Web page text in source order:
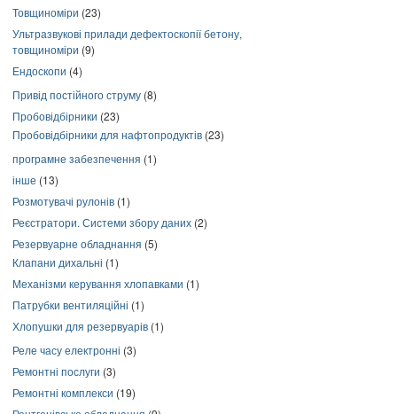
Товщиноміри (23)
Ультразвукові прилади дефектоскопії бетону,
товщиноміри (9)
Ендоскопи (4)
Привід постійного струму (8)
Пробовідбірники (23)
Пробовідбірники для нафтопродуктів (23)
програмне забезпечення (1)
інше (13)
Розмотувачі рулонів (1)
Реєстратори. Системи збору даних (2)
Резервуарне обладнання (5)
Клапани дихальні (1)
Механізми керування хлопавками (1)
Патрубки вентиляційні (1)
Хлопушки для резервуарів (1)
Реле часу електронні (3)
Ремонтні послуги (3)
Ремонтні комплекси (19)